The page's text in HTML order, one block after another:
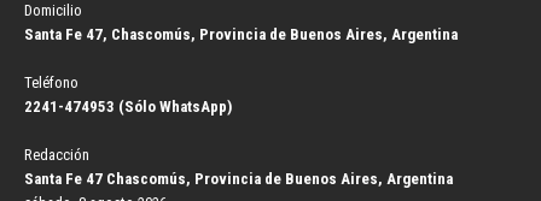
Domicilio
Santa Fe 47, Chascomús, Provincia de Buenos Aires, Argentina
Teléfono
2241-474953 (Sólo WhatsApp)
Redacción
Santa Fe 47 Chascomús, Provincia de Buenos Aires, Argentina